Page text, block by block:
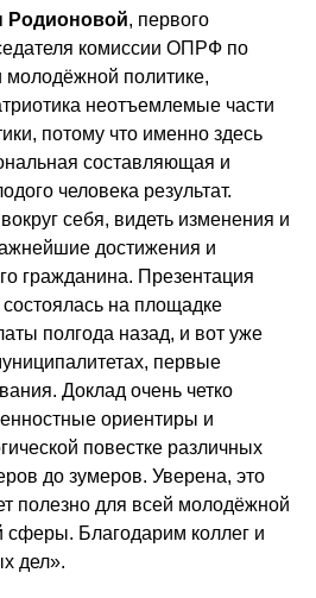
Родионовой, первого
комиссии ОПРФ по
молодёжной политике,
неотъемлемые части
потому что именно здесь
составляющая и
человека результат.
себя, видеть изменения и
достижения и
гражданина. Презентация
на площадке
полгода назад, и вот уже
первые
Доклад очень четко
ориентиры и
повестке различных
до зумеров. Уверена, это
полезно для всей молодёжной
сферы. Благодарим коллег и
дел».